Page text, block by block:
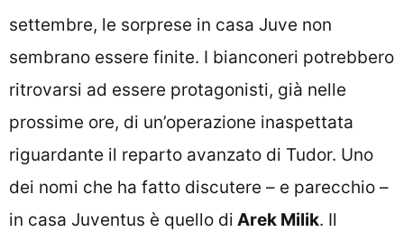
settembre, le sorprese in casa Juve non
sembrano essere finite. I bianconeri potrebbero
ritrovarsi ad essere protagonisti, già nelle
prossime ore, di un’operazione inaspettata
riguardante il reparto avanzato di Tudor. Uno
dei nomi che ha fatto discutere – e parecchio –
in casa Juventus è quello di Arek Milik. Il